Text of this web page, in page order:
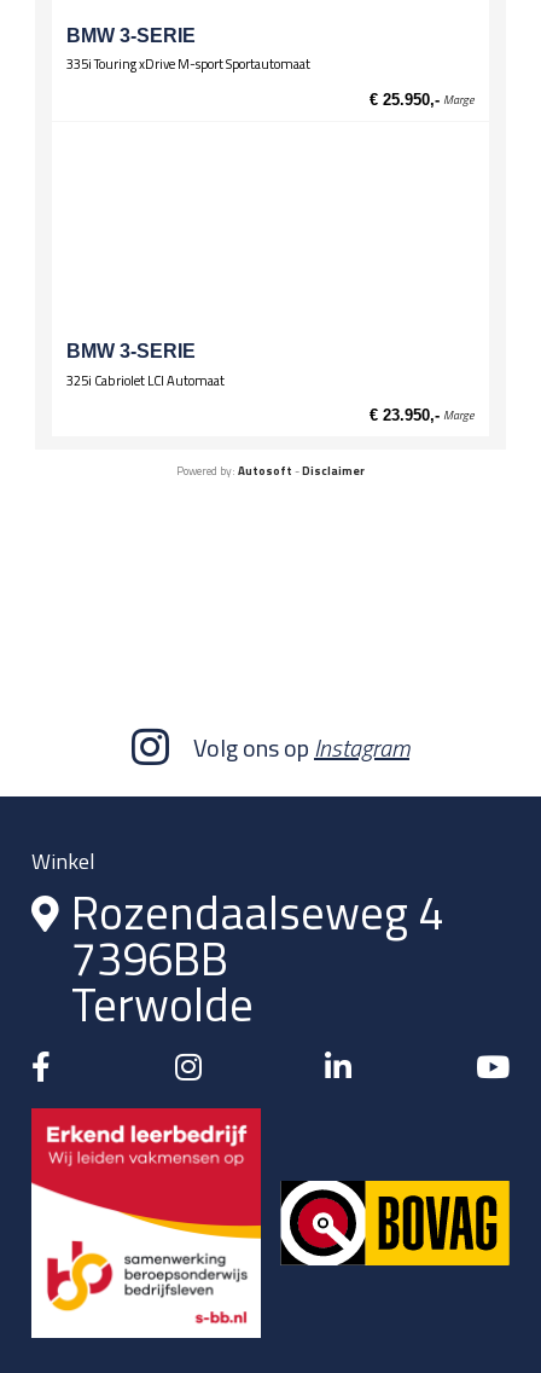
BMW 3-SERIE
335i Touring xDrive M-sport Sportautomaat
€ 25.950,- Marge
BMW 3-SERIE
325i Cabriolet LCI Automaat
€ 23.950,- Marge
Powered by: Autosoft -Disclaimer
Volg ons opInstagram
Winkel
Rozendaalseweg 4
7396BB
Terwolde